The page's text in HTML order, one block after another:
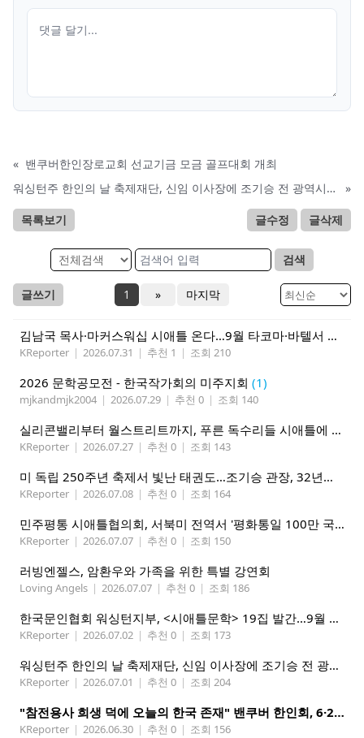
« 밴쿠버한인장로교회 선교기금 모금 골프대회 개최
워싱턴주 한인의 날 축제재단, 신임 이사장에 조기승 전 광역시애틀한인회장 추대
»
목록보기 글수정 글삭제
검색
글쓰기 1 » 마지막
김남국 목사·마커스워십 시애틀 온다…9월 타코마·바텔서 연합집회
KReporter | 2026.07.31 | 추천 1 | 조회 210
2026 문학공모전 - 한국작가회의 미주지회 (1)
mjkandmjk2004 | 2026.07.29 | 추천 0 | 조회 140
실리콘밸리부터 월스트리트까지, 푸른 독수리들 시애틀에 모인다
KReporter | 2026.07.27 | 추천 0 | 조회 143
미 독립 250주년 축제서 빛난 태권도…조기승 관장, 32년째 문화외교
KReporter | 2026.07.08 | 추천 0 | 조회 164
민주평통 시애틀협의회, 서북미 전역서 '평화통일 100만 국민인터뷰' 캠페인 전개
KReporter | 2026.07.07 | 추천 0 | 조회 150
러빙엔젤스, 암환우와 가족을 위한 특별 강연회
Loving Angels | 2026.07.07 | 추천 0 | 조회 186
한국문인협회 워싱턴지부, <시애틀문학> 19집 발간…9월 26일 출판기념회
KReporter | 2026.07.02 | 추천 0 | 조회 173
워싱턴주 한인의 날 축제재단, 신임 이사장에 조기승 전 광역시애틀한인회장 추대
KReporter | 2026.07.01 | 추천 0 | 조회 204
"참전용사 희생 덕에 오늘의 한국 존재" 밴쿠버 한인회, 6·25 기념행사 개최
KReporter | 2026.06.30 | 추천 0 | 조회 156